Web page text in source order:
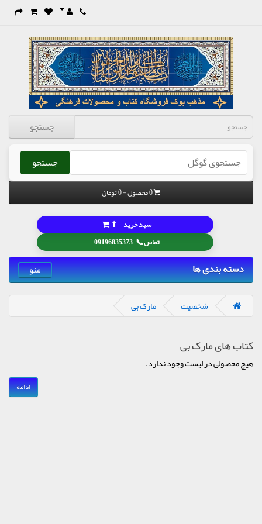
جستجو
جستجو
0 محصول - 0 تومان
تماس📞
09196835373
سبد خرید ⬆
دسته بندی ها منو
شخصیت مارک بی
کتاب های مارک بی
هیچ محصولی در لیست وجود ندارد.
ادامه